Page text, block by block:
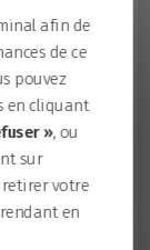
?
qui
un vélo à
afin de
de ce
pouvez
en cliquant
», ou
sur
retirer votre
en